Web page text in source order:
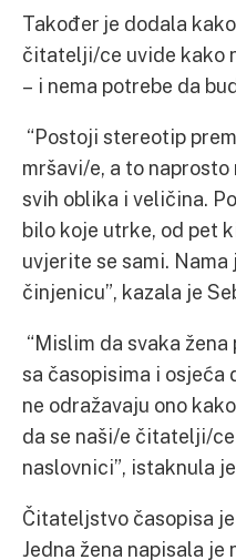
Također je dodala
čitatelji/ce uvide kako
– i nema potrebe da
“Postoji stereotip
mršavi/e, a to
svih oblika i veličina.
bilo koje utrke, od pet
uvjerite se sami.
činjenicu”, kazala je
“Mislim da svaka
sa časopisima i osjeća
ne odražavaju ono
da se naši/e čitatelji/
naslovnici”, istaknula
Čitateljstvo časopisa
Jedna žena napisala je